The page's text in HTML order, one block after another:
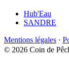
Hub'Eau
SANDRE
Mentions légales ·
© 2026 Coin de